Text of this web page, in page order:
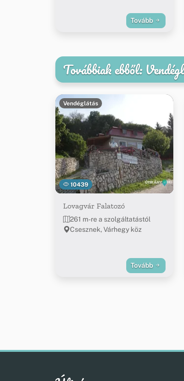
Tovább
Továbbiak ebből:
10439
Vendéglátás
Lovagvár Falatozó
261 m-re a szolgáltatástól
Csesznek, Várhegy köz
Tovább